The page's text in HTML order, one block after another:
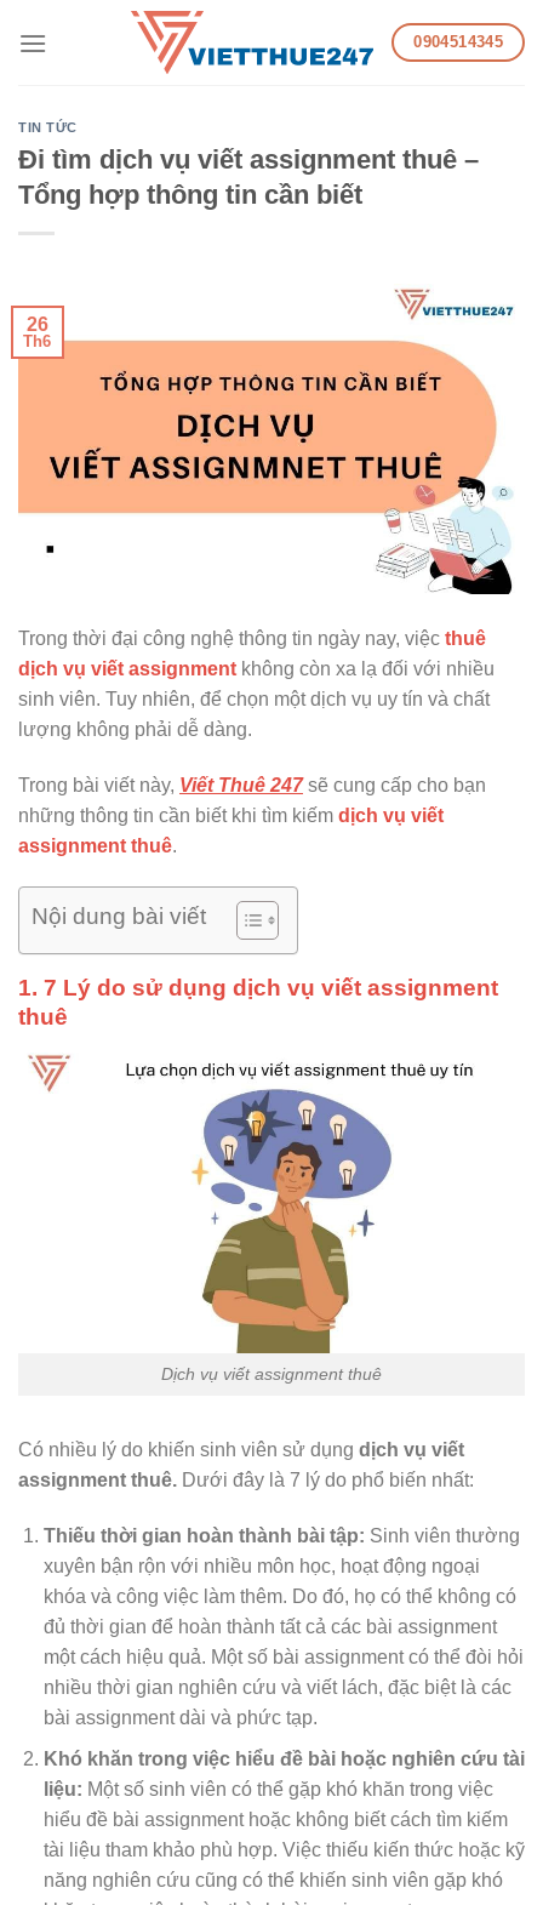
0904514345
TIN TỨC
Đi tìm dịch vụ viết assignment thuê –
Tổng hợp thông tin cần biết
26
Th6
Trong thời đại công nghệ thông tin ngày nay, việc thuê
dịch vụ viết assignment không còn xa lạ đối với nhiều
sinh viên. Tuy nhiên, để chọn một dịch vụ uy tín và chất
lượng không phải dễ dàng.
Trong bài viết này, Viết Thuê 247sẽ cung cấp cho bạn
những thông tin cần biết khi tìm kiếm dịch vụ viết
assignment thuê.
Nội dung bài viết
1. 7 Lý do sử dụng dịch vụ viết assignment
thuê
Dịch vụ viết assignment thuê
Có nhiều lý do khiến sinh viên sử dụng dịch vụ viết
assignment thuê. Dưới đây là 7 lý do phổ biến nhất:
Thiếu thời gian hoàn thành bài tập: Sinh viên thường
xuyên bận rộn với nhiều môn học, hoạt động ngoại
khóa và công việc làm thêm. Do đó, họ có thể không có
đủ thời gian để hoàn thành tất cả các bài assignment
một cách hiệu quả. Một số bài assignment có thể đòi hỏi
nhiều thời gian nghiên cứu và viết lách, đặc biệt là các
bài assignment dài và phức tạp.
Khó khăn trong việc hiểu đề bài hoặc nghiên cứu tài
liệu: Một số sinh viên có thể gặp khó khăn trong việc
hiểu đề bài assignment hoặc không biết cách tìm kiếm
tài liệu tham khảo phù hợp. Việc thiếu kiến thức hoặc kỹ
năng nghiên cứu cũng có thể khiến sinh viên gặp khó